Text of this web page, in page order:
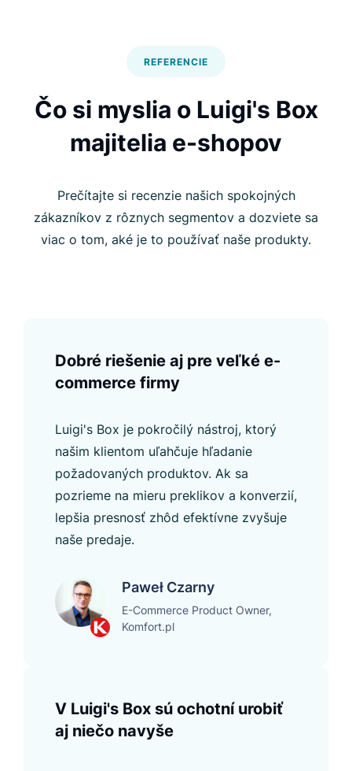
REFERENCIE
Čo si myslia o Luigi's Box
majitelia e-shopov
Prečítajte si recenzie našich spokojných
zákazníkov z rôznych segmentov a dozviete sa
viac o tom, aké je to používať naše produkty.
Dobré riešenie aj pre veľké e-
commerce firmy
Luigi's Box je pokročilý nástroj, ktorý
našim klientom uľahčuje hľadanie
požadovaných produktov. Ak sa
pozrieme na mieru preklikov a konverzií,
lepšia presnosť zhôd efektívne zvyšuje
naše predaje.
Paweł Czarny
E-Commerce Product Owner,
Komfort.pl
V Luigi's Box sú ochotní urobiť
aj niečo navyše